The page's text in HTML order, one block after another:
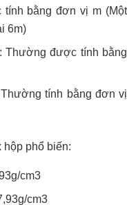
bằng đơn vị m (Một
6m)
Thường được tính bằng
tính bằng đơn vị
phổ biến:
cm3
cm3